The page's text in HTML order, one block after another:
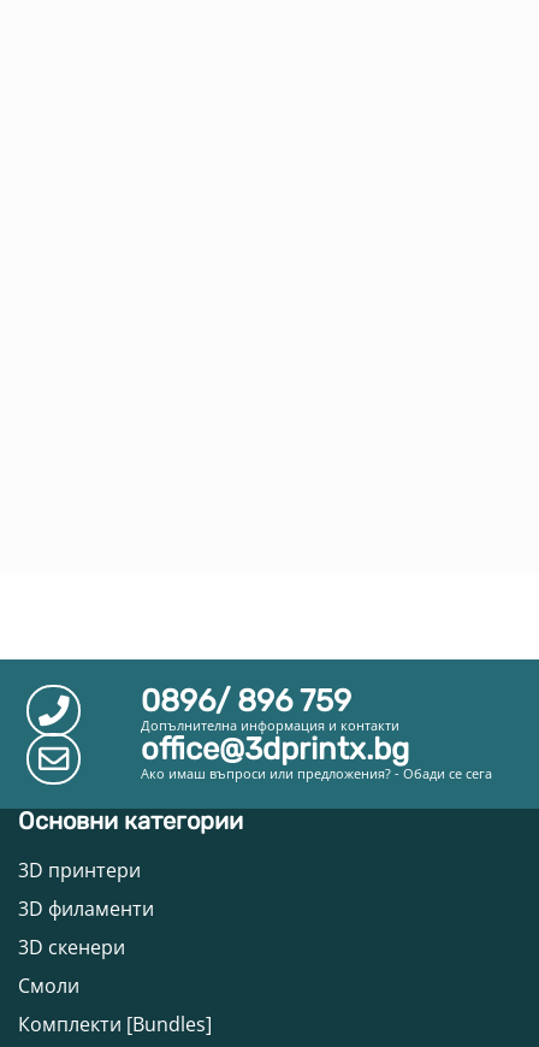
0896/ 896 759
Допълнителна информация и контакти
office@3dprintx.bg
Ако имаш въпроси или предложения? - Обади се сега
Основни категории
3D принтери
3D филаменти
3D скенери
Смоли
Комплекти [Bundles]